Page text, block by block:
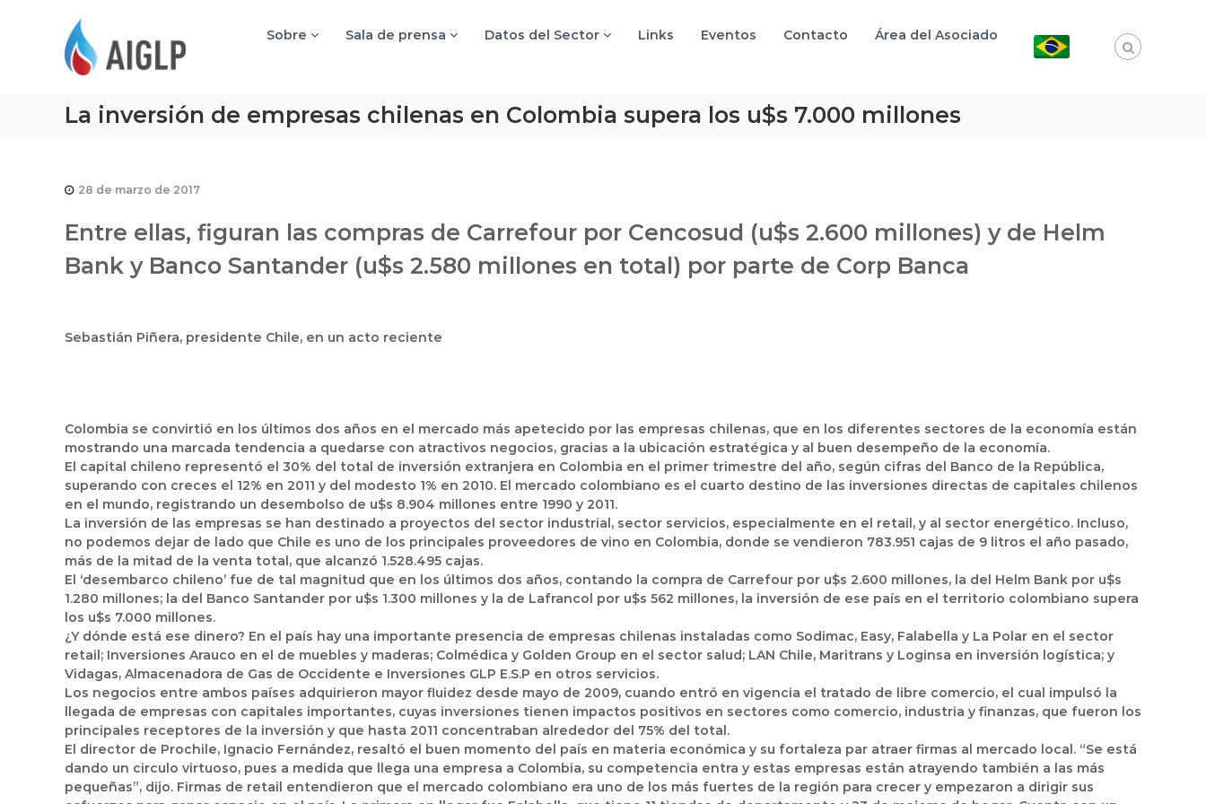
Sobre Sala de prensa Datos del Sector Links Eventos Contacto Área del Asociado
La inversión de empresas chilenas en Colombia supera los u$s 7.000 millones
28 de marzo de 2017
Entre ellas, figuran las compras de Carrefour por Cencosud (u$s 2.600 millones) y de Helm
Bank y Banco Santander (u$s 2.580 millones en total) por parte de Corp Banca
Sebastián Piñera, presidente Chile, en un acto reciente
Colombia se convirtió en los últimos dos años en el mercado más apetecido por las empresas chilenas, que en los diferentes sectores de la economía están
mostrando una marcada tendencia a quedarse con atractivos negocios, gracias a la ubicación estratégica y al buen desempeño de la economía.
El capital chileno representó el 30% del total de inversión extranjera en Colombia en el primer trimestre del año, según cifras del Banco de la República,
superando con creces el 12% en 2011 y del modesto 1% en 2010. El mercado colombiano es el cuarto destino de las inversiones directas de capitales chilenos
en el mundo, registrando un desembolso de u$s 8.904 millones entre 1990 y 2011.
La inversión de las empresas se han destinado a proyectos del sector industrial, sector servicios, especialmente en el retail, y al sector energético. Incluso,
no podemos dejar de lado que Chile es uno de los principales proveedores de vino en Colombia, donde se vendieron 783.951 cajas de 9 litros el año pasado,
más de la mitad de la venta total, que alcanzó 1.528.495 cajas.
El ‘desembarco chileno’ fue de tal magnitud que en los últimos dos años, contando la compra de Carrefour por u$s 2.600 millones, la del Helm Bank por u$s
1.280 millones; la del Banco Santander por u$s 1.300 millones y la de Lafrancol por u$s 562 millones, la inversión de ese país en el territorio colombiano supera
los u$s 7.000 millones.
¿Y dónde está ese dinero? En el país hay una importante presencia de empresas chilenas instaladas como Sodimac, Easy, Falabella y La Polar en el sector
retail; Inversiones Arauco en el de muebles y maderas; Colmédica y Golden Group en el sector salud; LAN Chile, Maritrans y Loginsa en inversión logística; y
Vidagas, Almacenadora de Gas de Occidente e Inversiones GLP E.S.P en otros servicios.
Los negocios entre ambos países adquirieron mayor fluidez desde mayo de 2009, cuando entró en vigencia el tratado de libre comercio, el cual impulsó la
llegada de empresas con capitales importantes, cuyas inversiones tienen impactos positivos en sectores como comercio, industria y finanzas, que fueron los
principales receptores de la inversión y que hasta 2011 concentraban alrededor del 75% del total.
El director de Prochile, Ignacio Fernández, resaltó el buen momento del país en materia económica y su fortaleza par atraer firmas al mercado local. “Se está
dando un circulo virtuoso, pues a medida que llega una empresa a Colombia, su competencia entra y estas empresas están atrayendo también a las más
pequeñas”, dijo. Firmas de retail entendieron que el mercado colombiano era uno de los más fuertes de la región para crecer y empezaron a dirigir sus